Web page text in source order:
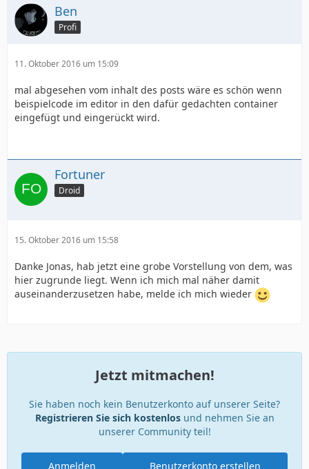
Ben
Profi
11. Oktober 2016 um 15:09
mal abgesehen vom inhalt des posts wäre es schön wenn
beispielcode im editor in den dafür gedachten container
eingefügt und eingerückt wird.
Fortuner
Droid
15. Oktober 2016 um 15:58
Danke Jonas, hab jetzt eine grobe Vorstellung von dem, was
hier zugrunde liegt. Wenn ich mich mal näher damit
auseinanderzusetzen habe, melde ich mich wieder
Jetzt mitmachen!
Sie haben noch kein Benutzerkonto auf unserer Seite?
Registrieren Sie sich kostenlosund nehmen Sie an
unserer Community teil!
Benutzerkonto erstellen
Anmelden